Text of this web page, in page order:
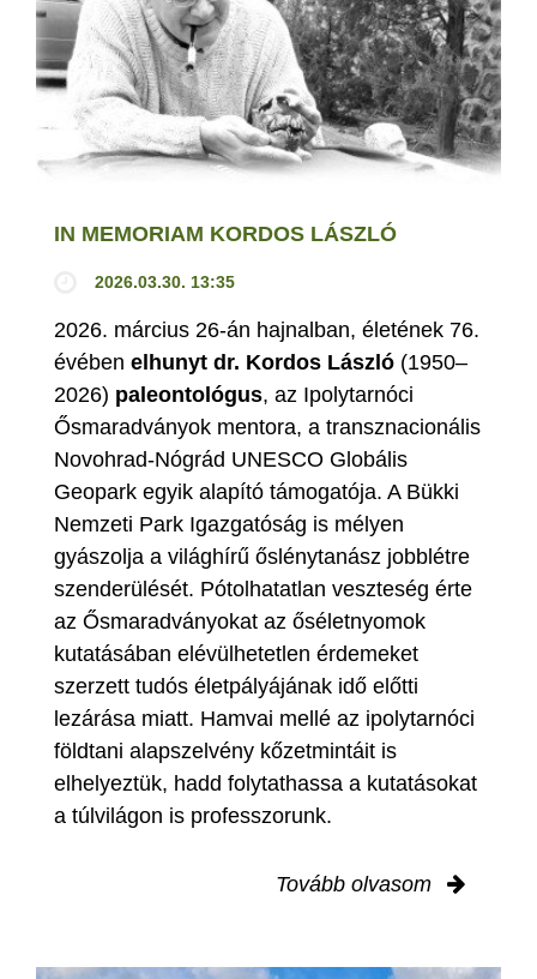
IN MEMORIAM KORDOS LÁSZLÓ
2026.03.30. 13:35
2026. március 26-án hajnalban, életének 76.
évében elhunyt dr. Kordos László (1950–
2026) paleontológus, az Ipolytarnóci
Ősmaradványok mentora, a transznacionális
Novohrad-Nógrád UNESCO Globális
Geopark egyik alapító támogatója. A Bükki
Nemzeti Park Igazgatóság is mélyen
gyászolja a világhírű őslénytanász jobblétre
szenderülését. Pótolhatatlan veszteség érte
az Ősmaradványokat az őséletnyomok
kutatásában elévülhetetlen érdemeket
szerzett tudós életpályájának idő előtti
lezárása miatt. Hamvai mellé az ipolytarnóci
földtani alapszelvény kőzetmintáit is
elhelyeztük, hadd folytathassa a kutatásokat
a túlvilágon is professzorunk.
Tovább olvasom